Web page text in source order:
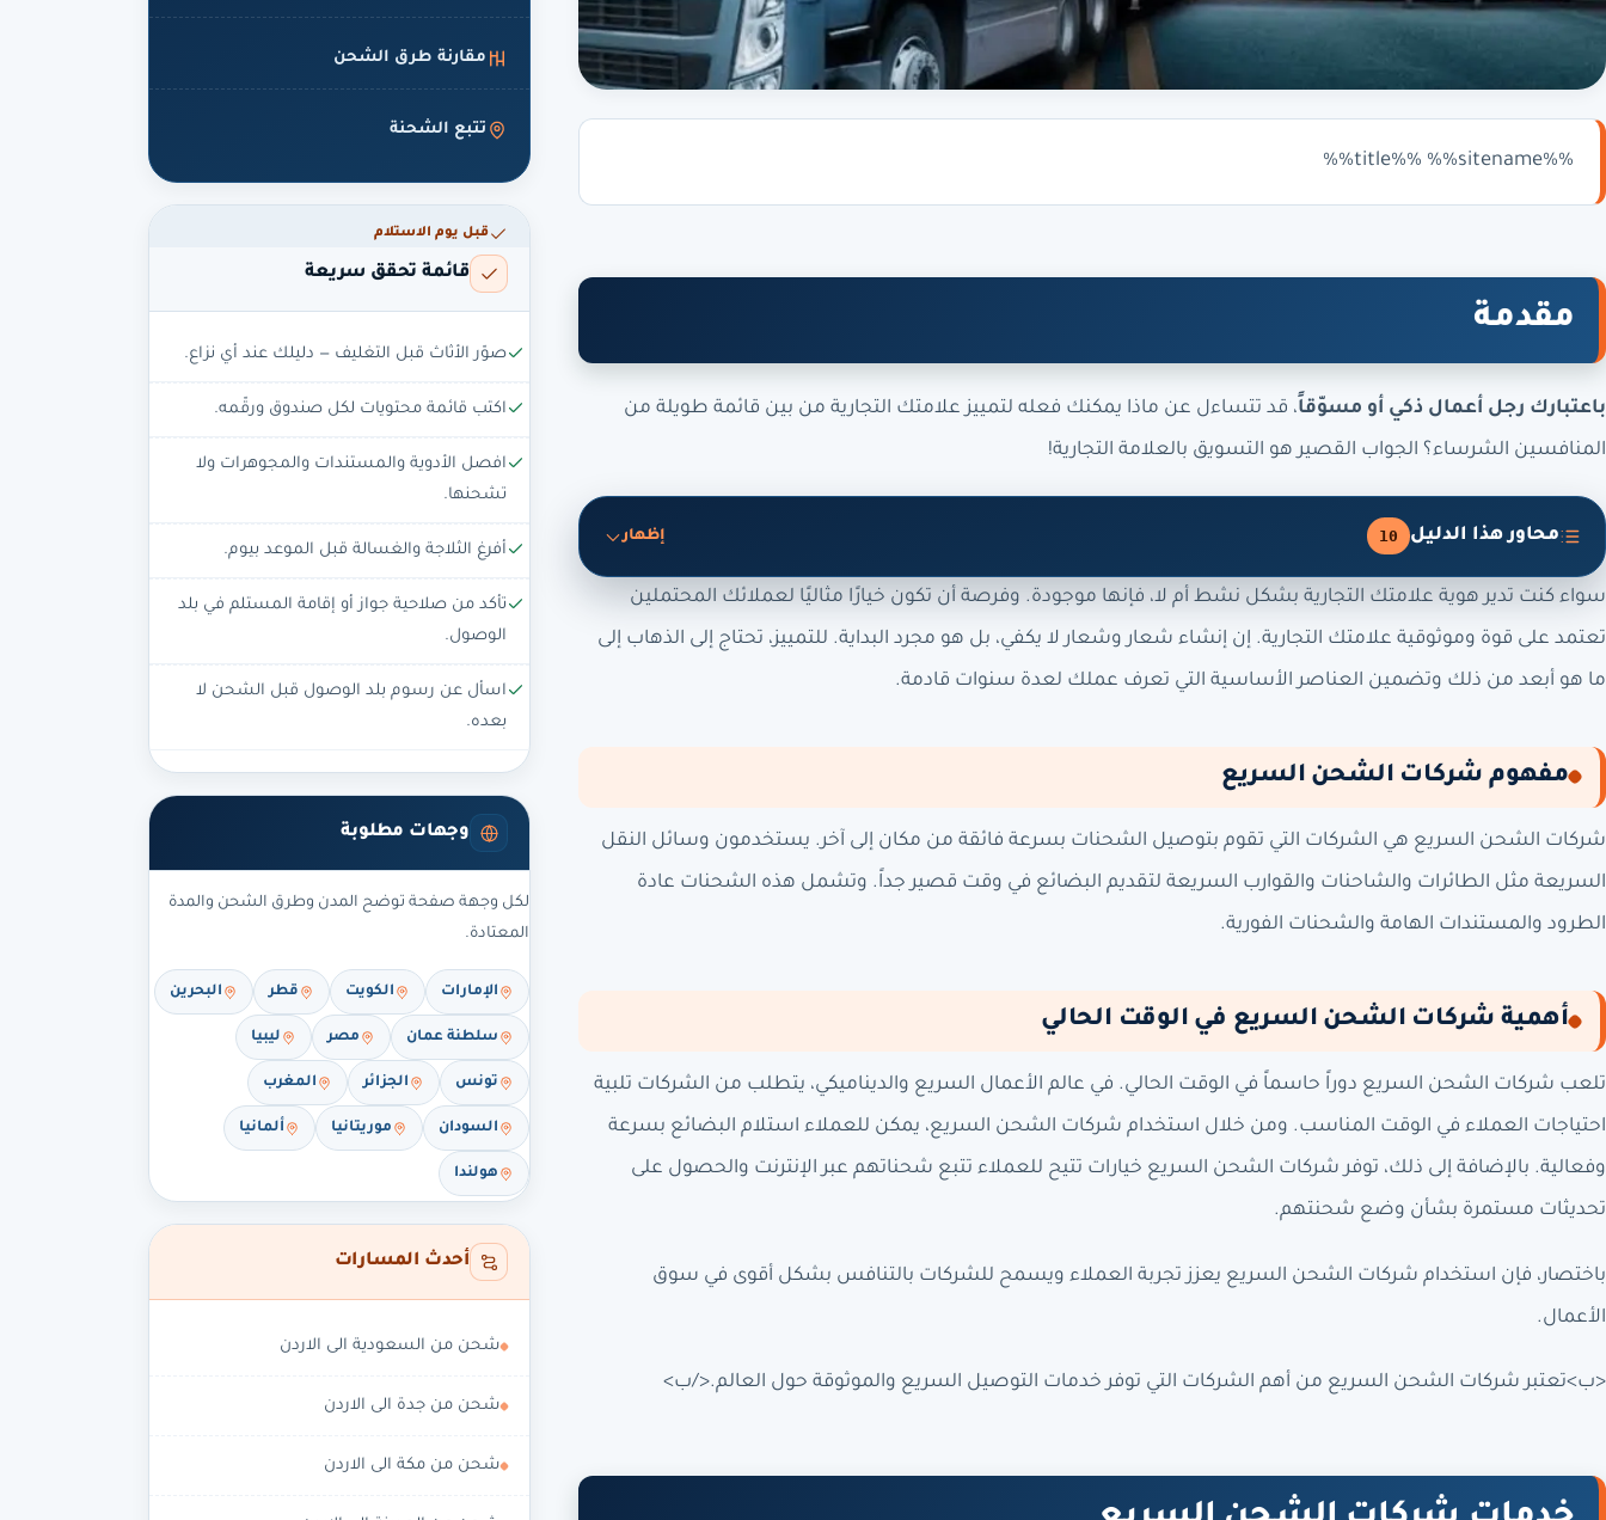
%%title%% %%sitename%%
مقدمة
باعتبارك رجل أعمال ذكي أو مسوّقاً، قد تتساءل عن ماذا يمكنك فعله لتمييز علامتك التجارية من بين قائمة طويلة من
المنافسين الشرساء؟ الجواب القصير هو التسويق بالعلامة التجارية!
محاور هذا الدليل 10 إظهار
سواء كنت تدير هوية علامتك التجارية بشكل نشط أم لا، فإنها موجودة. وفرصة أن تكون خيارًا مثاليًا لعملائك المحتملين
تعتمد على قوة وموثوقية علامتك التجارية. إن إنشاء شعار وشعار لا يكفي، بل هو مجرد البداية. للتمييز، تحتاج إلى الذهاب إلى
ما هو أبعد من ذلك وتضمين العناصر الأساسية التي تعرف عملك لعدة سنوات قادمة.
مفهوم شركات الشحن السريع
شركات الشحن السريع هي الشركات التي تقوم بتوصيل الشحنات بسرعة فائقة من مكان إلى آخر. يستخدمون وسائل النقل
السريعة مثل الطائرات والشاحنات والقوارب السريعة لتقديم البضائع في وقت قصير جداً. وتشمل هذه الشحنات عادة
الطرود والمستندات الهامة والشحنات الفورية.
أهمية شركات الشحن السريع في الوقت الحالي
تلعب شركات الشحن السريع دوراً حاسماً في الوقت الحالي. في عالم الأعمال السريع والديناميكي، يتطلب من الشركات تلبية
احتياجات العملاء في الوقت المناسب. ومن خلال استخدام شركات الشحن السريع، يمكن للعملاء استلام البضائع بسرعة
وفعالية. بالإضافة إلى ذلك، توفر شركات الشحن السريع خيارات تتيح للعملاء تتبع شحناتهم عبر الإنترنت والحصول على
تحديثات مستمرة بشأن وضع شحنتهم.
باختصار، فإن استخدام شركات الشحن السريع يعزز تجربة العملاء ويسمح للشركات بالتنافس بشكل أقوى في سوق
الأعمال.
<ب>تعتبر شركات الشحن السريع من أهم الشركات التي توفر خدمات التوصيل السريع والموثوقة حول العالم.</ب>
مقارنة طرق الشحن
تتبع الشحنة
قبل يوم الاستلام
قائمة تحقق سريعة
صوّر الأثاث قبل التغليف — دليلك عند أي نزاع.
اكتب قائمة محتويات لكل صندوق ورقّمه.
افصل الأدوية والمستندات والمجوهرات ولا
تشحنها.
أفرغ الثلاجة والغسالة قبل الموعد بيوم.
تأكد من صلاحية جواز أو إقامة المستلم في بلد
الوصول.
اسأل عن رسوم بلد الوصول قبل الشحن لا
بعده.
وجهات مطلوبة
لكل وجهة صفحة توضح المدن وطرق الشحن والمدة
المعتادة.
الإمارات الكويت قطر البحرين
سلطنة عمان مصر ليبيا
تونس الجزائر المغرب
السودان موريتانيا ألمانيا
هولندا
أحدث المسارات
شحن من السعودية الى الاردن
شحن من جدة الى الاردن
شحن من مكة الى الاردن